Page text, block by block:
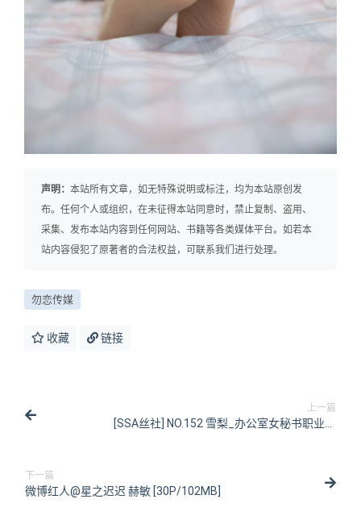
声明： 本站所有文章，如无特殊说明或标注，均为本站原创发
布。任何个人或组织，在未征得本站同意时，禁止复制、盗用、
采集、发布本站内容到任何网站、书籍等各类媒体平台。如若本
站内容侵犯了原著者的合法权益，可联系我们进行处理。
勿恋传媒
收藏 链接
上一篇
[SSA丝社] NO.152 雪梨_办公室女秘书职业装
下一篇
微博红人@星之迟迟 赫敏 [30P/102MB]